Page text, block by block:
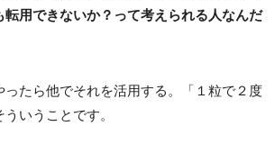
転用できないか？って考えられる人なんだ
ったら他でそれを活用する。「１粒で２度
いうことです。